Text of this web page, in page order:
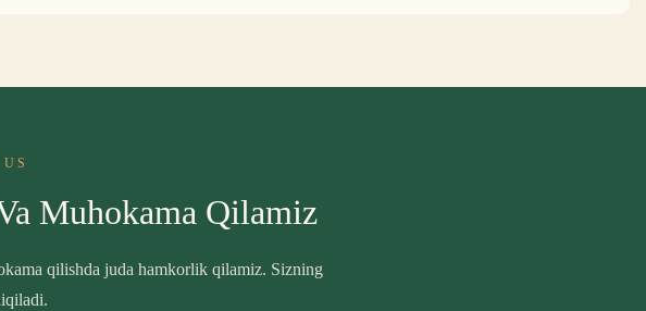
Muhokama Qilamiz
qilishda juda hamkorlik qilamiz. Sizning